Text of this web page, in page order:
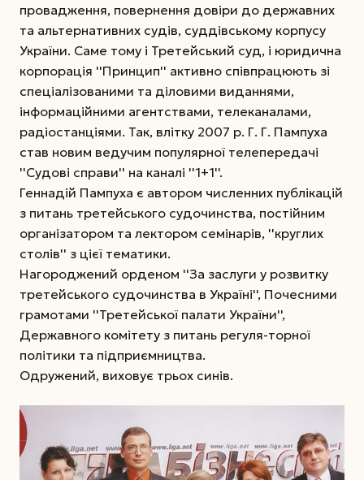
провадження, повернення довіри до державних
та альтернативних судів, суддівському корпусу
України. Саме тому і Третейський суд, і юридична
корпорація ''Принцип'' активно співпрацюють зі
спеціалізованими та діловими виданнями,
інформаційними агентствами, телеканалами,
радіостанціями. Так, влітку 2007 р. Г. Г. Пампуха
став новим ведучим популярної телепередачі
''Судові справи'' на каналі ''1+1''.
Геннадій Пампуха є автором численних публікацій
з питань третейського судочинства, постійним
організатором та лектором семінарів, ''круглих
столів'' з цієї тематики.
Нагороджений орденом ''За заслуги у розвитку
третейського судочинства в Україні'', Почесними
грамотами ''Третейської палати України'',
Державного комітету з питань регуля-торної
політики та підприємництва.
Одружений, виховує трьох синів.